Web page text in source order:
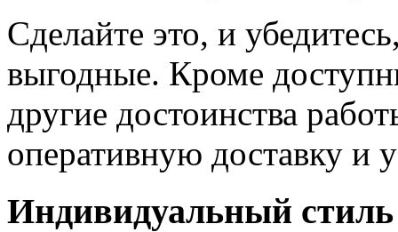
Сделайте это, и
выгодные. Кроме
другие достоинства
оперативную доставку и
Индивидуальный стиль